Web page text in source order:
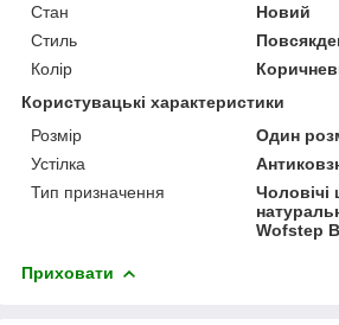
Стан
Новий
Стиль
Колір
Користувацькі характеристики
Розмір
Один
Устілка
Тип призначення
Чоловічі
Wofstep
Приховати